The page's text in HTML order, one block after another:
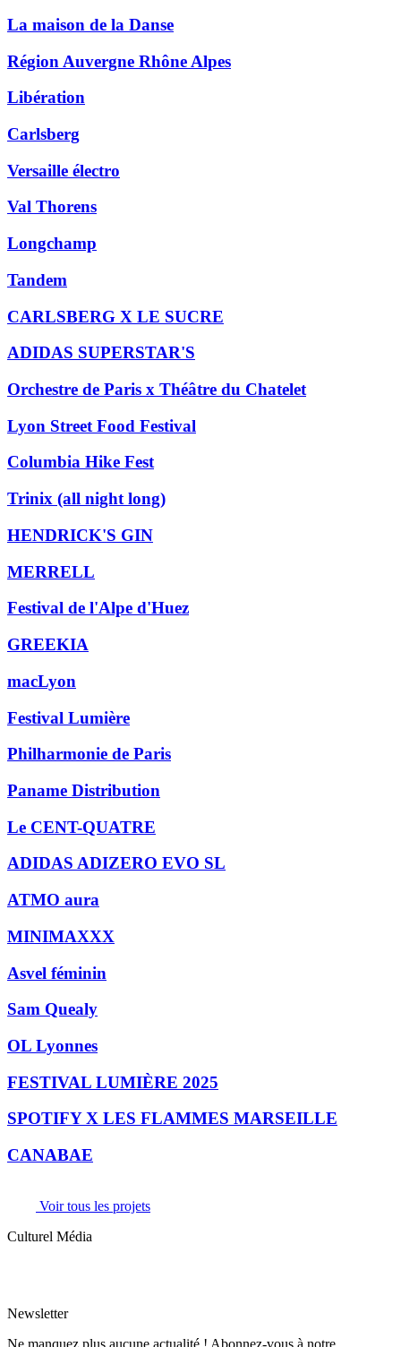
La maison de la Danse
Région Auvergne Rhône Alpes
Libération
Carlsberg
Versaille électro
Val Thorens
Longchamp
Tandem
CARLSBERG X LE SUCRE
ADIDAS SUPERSTAR'S
Orchestre de Paris x Théâtre du Chatelet
Lyon Street Food Festival
Columbia Hike Fest
Trinix (all night long)
HENDRICK'S GIN
MERRELL
Festival de l'Alpe d'Huez
GREEKIA
macLyon
Festival Lumière
Philharmonie de Paris
Paname Distribution
Le CENT-QUATRE
ADIDAS ADIZERO EVO SL
ATMO aura
MINIMAXXX
Asvel féminin
Sam Quealy
OL Lyonnes
FESTIVAL LUMIÈRE 2025
SPOTIFY X LES FLAMMES MARSEILLE
CANABAE
Voir tous les projets
Culturel Média
Newsletter
Ne manquez plus aucune actualité ! Abonnez-vous à notre